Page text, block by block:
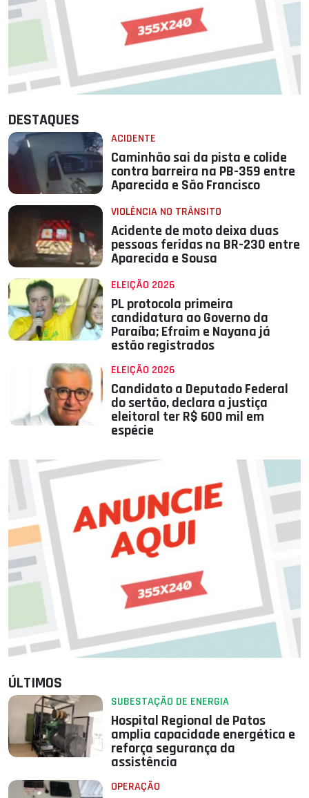
DESTAQUES
ACIDENTE
Caminhão sai da pista e colide
contra barreira na PB-359 entre
Aparecida e São Francisco
VIOLÊNCIA NO TRÂNSITO
Acidente de moto deixa duas
pessoas feridas na BR-230 entre
Aparecida e Sousa
ELEIÇÃO 2026
PL protocola primeira
candidatura ao Governo da
Paraíba; Efraim e Nayana já
estão registrados
ELEIÇÃO 2026
Candidato a Deputado Federal
do sertão, declara a justiça
eleitoral ter R$ 600 mil em
espécie
ÚLTIMOS
SUBESTAÇÃO DE ENERGIA
Hospital Regional de Patos
amplia capacidade energética e
reforça segurança da
assistência
OPERAÇÃO